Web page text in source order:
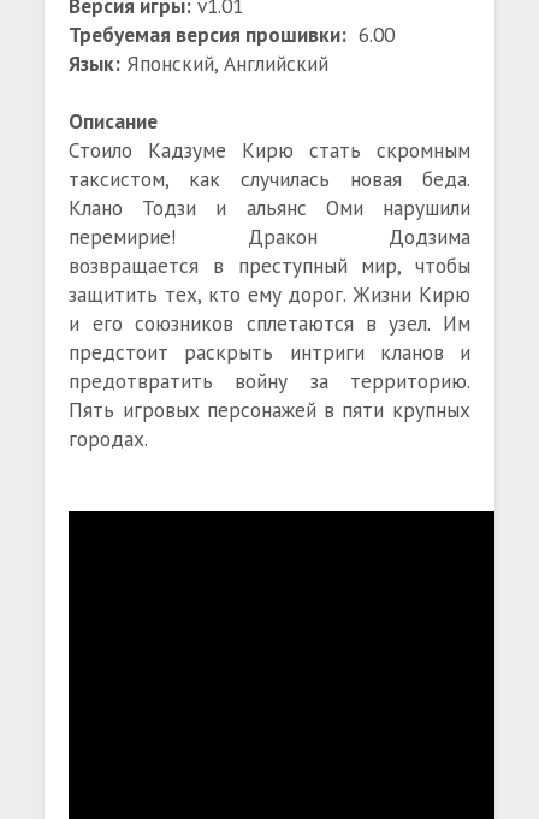
Версия игры: v1.01
Требуемая версия прошивки: 6.00
Язык: Японский, Английский
Описание
Стоило Кадзуме Кирю стать скромным
таксистом, как случилась новая беда.
Клано Тодзи и альянс Оми нарушили
перемирие! Дракон Додзима
возвращается в преступный мир, чтобы
защитить тех, кто ему дорог. Жизни Кирю
и его союзников сплетаются в узел. Им
предстоит раскрыть интриги кланов и
предотвратить войну за территорию.
Пять игровых персонажей в пяти крупных
городах.